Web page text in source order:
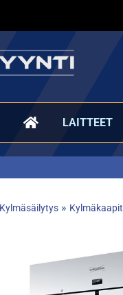
LAITTEET
Kylmäsäilytys» Kylmäkaapit